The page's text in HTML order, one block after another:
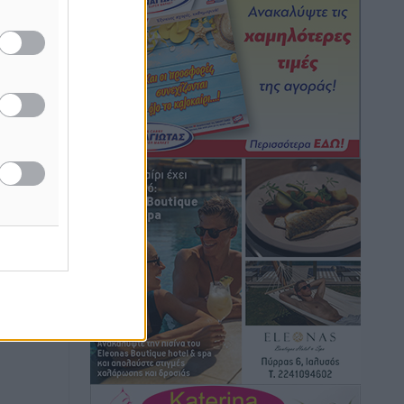
Εθνική Ανδρών: Ραντεβού στο Telekom
Center Athens
Αθλητικά• πριν 2 ώρες
ΕΠΟ: Απέσυρε τη στήριξή της στην
υποψηφιότητα του Ινφαντίνο
Αθλητικά• πριν 2 ώρες
Φοίβος Κω: Το «ευχαριστώ» για το 9ο
Kos 3X3 Basketball Festival
πριν 2 ώρες
6ο Kalymnos 3X3: Ολοκληρώθηκε με
μεγάλη επιτυχία, νικητές οι VAR!
Αθλητικά• πριν 2 ώρες